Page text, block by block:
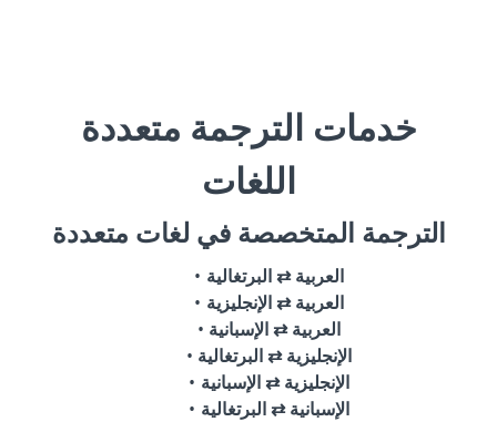
خدمات الترجمة متعددة
اللغات
الترجمة المتخصصة في لغات متعددة
العربية ⇄ البرتغالية
العربية ⇄ الإنجليزية
العربية ⇄ الإسبانية
الإنجليزية ⇄ البرتغالية
الإنجليزية ⇄ الإسبانية
الإسبانية ⇄ البرتغالية